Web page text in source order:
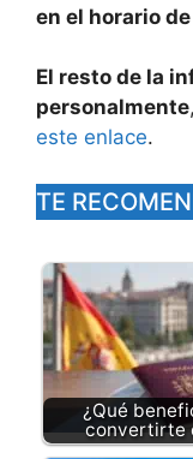
en el horario
El resto de la
personalmente
este enlace.
TE
¿Qué
convertirte